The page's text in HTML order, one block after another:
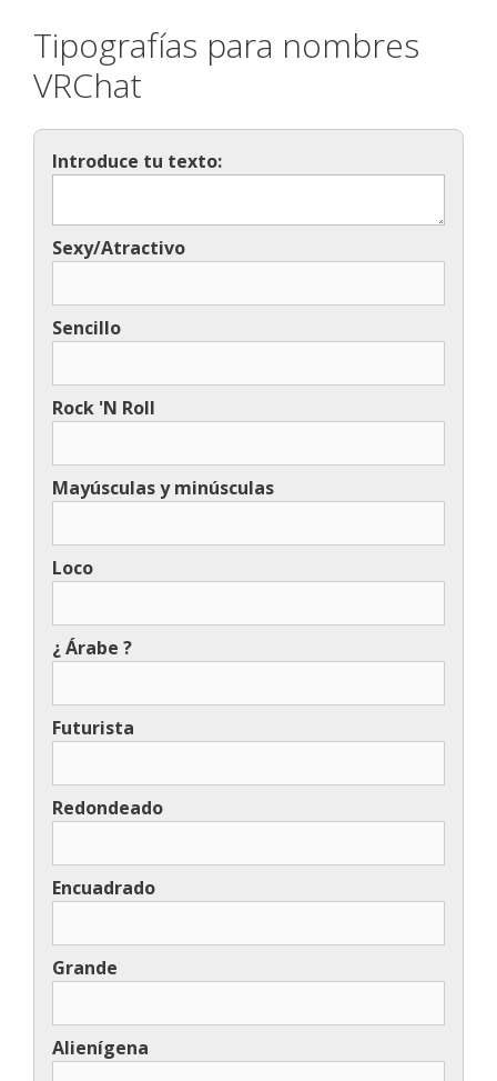
Tipografías para nombres
VRChat
Introduce tu texto:
Sexy/Atractivo
Sencillo
Rock 'N Roll
Mayúsculas y minúsculas
Loco
¿ Árabe ?
Futurista
Redondeado
Encuadrado
Grande
Alienígena